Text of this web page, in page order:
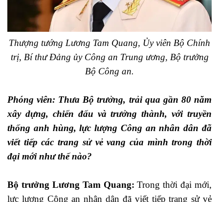
Thượng tướng Lương Tam Quang, Ủy viên Bộ Chính
trị, Bí thư Đảng ủy Công an Trung ương, Bộ trưởng
Bộ Công an.
Phóng viên: Thưa Bộ trưởng, trải qua gần 80 năm
xây dựng, chiến đấu và trưởng thành, với truyền
thống anh hùng, lực lượng Công an nhân dân đã
viết tiếp các trang sử vẻ vang của mình trong thời
đại mới như thế nào?
Bộ trưởng Lương Tam Quang: Trong thời đại mới,
lực lượng Công an nhân dân đã viết tiếp trang sử vẻ